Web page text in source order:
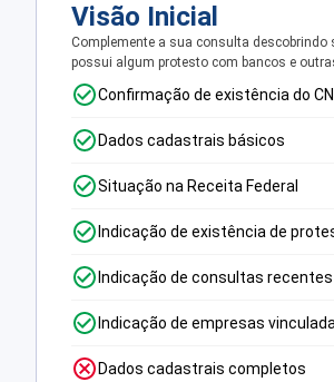
Visão Inicial
Complemente a sua consulta descobrindo
possui algum protesto com bancos e
Confirmação de existência do
Dados cadastrais básicos
Situação na Receita Federal
Indicação de existência de
Indicação de consultas recentes
Indicação de empresas
Dados cadastrais completos